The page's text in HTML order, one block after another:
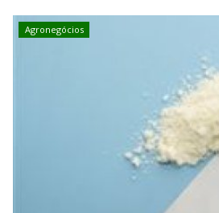
Agronegócios